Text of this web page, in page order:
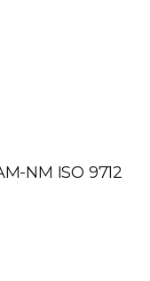
NM ISO 9712